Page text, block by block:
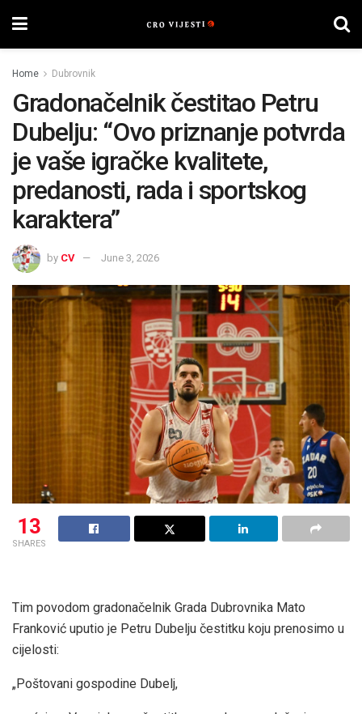
Home Dubrovnik
Gradonačelnik čestitao Petru
Dubelju: “Ovo priznanje potvrda
je vaše igračke kvalitete,
predanosti, rada i sportskog
karaktera”
by CV June 3, 2026
13
SHARES
Tim povodom gradonačelnik Grada Dubrovnika Mato
Franković uputio je Petru Dubelju čestitku koju prenosimo u
cijelosti:
„Poštovani gospodine Dubelj,